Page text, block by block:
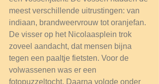
meest verschillende uitrustingen: van
indiaan, brandweervrouw tot oranjefan.
De visser op het Nicolaasplein trok
zoveel aandacht, dat mensen bijna
tegen een paaltje fietsten. Voor de
volwassenen was er een
fotopuzzeltocht. Daarna volgde onder